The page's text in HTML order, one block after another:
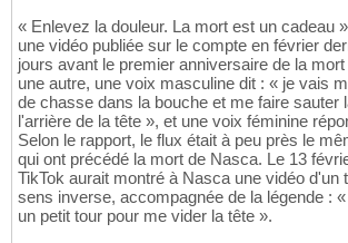
« Enlevez la douleur. La mort est un cadeau
une vidéo publiée sur le compte en février
jours avant le premier anniversaire de la
une autre, une voix masculine dit : « je vais
de chasse dans la bouche et me faire sauter
l'arrière de la tête », et une voix féminine
Selon le rapport, le flux était à peu près le
qui ont précédé la mort de Nasca. Le 13
TikTok aurait montré à Nasca une vidéo d'un
sens inverse, accompagnée de la légende :
un petit tour pour me vider la tête ».